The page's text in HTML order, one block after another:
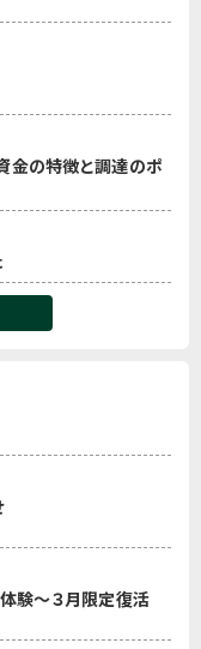
金の特徴と調達のポ
体験～３月限定復活